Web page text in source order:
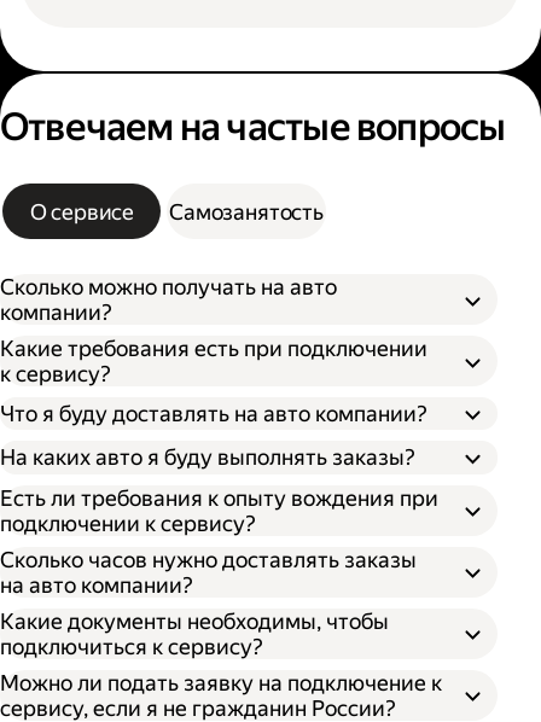
Отвечаем на частые вопросы
О сервисе Самозанятость
Сколько можно получать на авто
компании?
Какие требования есть при подключении
к сервису?
Что я буду доставлять на авто компании?
На каких авто я буду выполнять заказы?
Есть ли требования к опыту вождения при
подключении к сервису?
Сколько часов нужно доставлять заказы
на авто компании?
Какие документы необходимы, чтобы
подключиться к сервису?
Можно ли подать заявку на подключение к
сервису, если я не гражданин России?